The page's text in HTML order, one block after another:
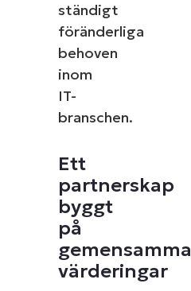
ständigt
föränderliga
behoven
inom
IT-
branschen.
Ett
partnerskap
byggt
på
gemensamma
värderingar